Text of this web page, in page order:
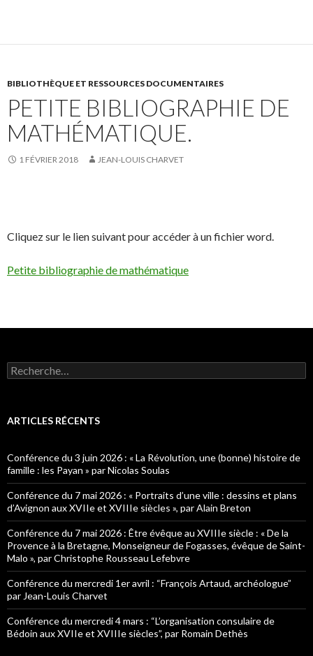
BIBLIOTHÈQUE ET RESSOURCES DOCUMENTAIRES
PETITE BIBLIOGRAPHIE DE
MATHÉMATIQUE.
1 FÉVRIER 2018 JEAN-LOUIS CHARVET
Cliquez sur le lien suivant pour accéder à un fichier word.
Petite bibliographie de mathématique
R
e
e
h
e
r
:
ARTICLES RÉCENTS
Conférence du 3 juin 2026 : « La Révolution, une (bonne) histoire de
famille : les Payan » par Nicolas Soulas
Conférence du 7 mai 2026 : « Portraits d’une ville : dessins et plans
d’Avignon aux XVIIe et XVIIIe siècles », par Alain Breton
Conférence du 7 mai 2026 : Être évêque au XVIIIe siècle : « De la
Provence à la Bretagne, Monseigneur de Fogasses, évêque de Saint-
Malo », par Christophe Rousseau Lefebvre
Conférence du mercredi 1er avril : “François Artaud, archéologue”
par Jean-Louis Charvet
Conférence du mercredi 4 mars : “L’organisation consulaire de
Bédoin aux XVIIe et XVIIIe siècles”, par Romain Dethès